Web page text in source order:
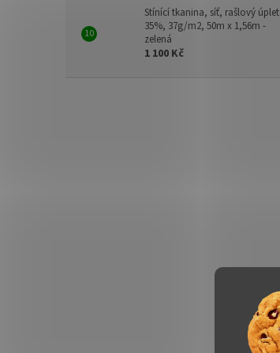
Stínící tkanina, síť, rašlový úplet
35%, 37g/m2, 50m x 1,56m -
zelená
1 100 Kč